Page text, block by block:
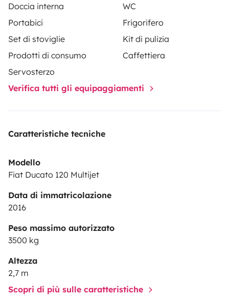
Doccia interna
WC
Portabici
Frigorifero
Set di stoviglie
Kit di pulizia
Prodotti di consumo
Caffettiera
Servosterzo
Verifica tutti gli equipaggiamenti
Caratteristiche tecniche
Modello
Fiat Ducato 120 Multijet
Data di immatricolazione
2016
Peso massimo autorizzato
3500 kg
Altezza
2,7 m
Scopri di più sulle caratteristiche